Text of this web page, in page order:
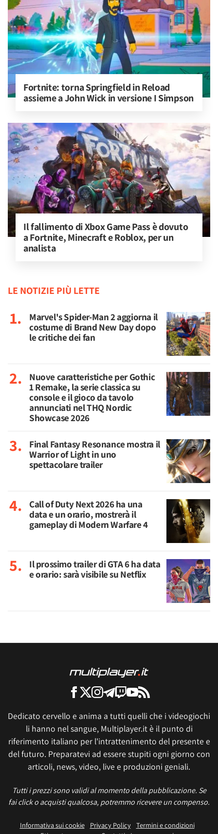
Fortnite: torna Springfield in Reload
assieme a John Wick in versione I Simpson
Il fallimento di Xbox Game Pass è dovuto
a Fortnite, Minecraft e Roblox, per un
analista
LE NOTIZIE PIÙ LETTE
Marvel's Spider-Man 2 aggiorna il
costume di Brand New Day dopo
le critiche dei fan
Nuove caratteristiche per Gothic
1 Remake, la serie classica su
console e il gioco da tavolo
annunciati nel THQ Nordic
Showcase 2026
Final Fantasy Resonance mostra il
Warrior of Light in uno
spettacolare trailer
Call of Duty Next 2026 ha una
data e un orario, mostrerà il
gameplay di Modern Warfare 4
Il prossimo trailer di GTA 6 ha data
e orario: sarà visibile su Netflix
Dedicato cervello e anima a tutti quelli che i videogiochi
li hanno nel sangue, Multiplayer.it è il punto di
riferimento italiano per l'intrattenimento del presente e
del futuro. Preparatevi ad essere stupiti ogni giorno con
articoli, news, video, live e produzioni geniali.
Tutti i prezzi sono validi al momento della pubblicazione. Se
fai click o acquisti qualcosa, potremmo ricevere un compenso.
Informativa sui cookie Privacy Policy
Termini e condizioni